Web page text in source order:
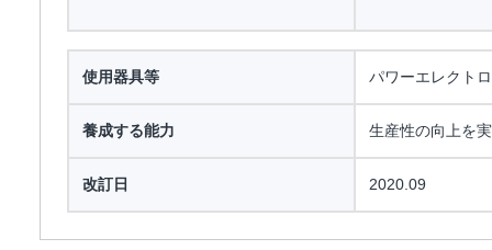
使用器具等 パワーエレクト
養成する能力 生産性の向上を
改訂日 2020.09